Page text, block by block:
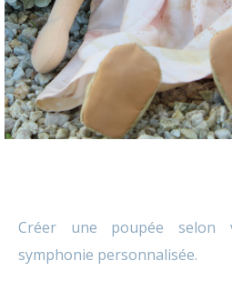
Créer une poupée selon
symphonie personnalisée.